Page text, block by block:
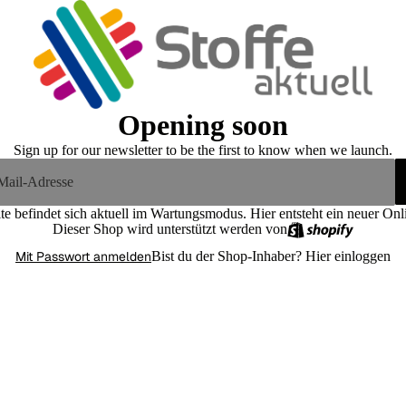
Opening soon
Sign up for our newsletter to be the first to know when we launch.
befindet sich aktuell im Wartungsmodus. Hier entsteht ein neuer
Dieser Shop wird unterstützt werden von
Mit Passwort anmeldenBist du der Shop-Inhaber? Hier einloggen